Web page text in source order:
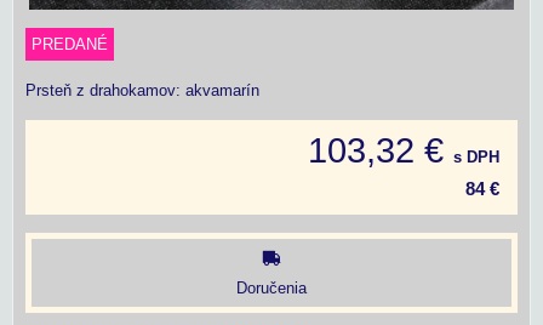
PREDANÉ
Prsteň z drahokamov: akvamarín
103,32 € s DPH
84 €
Doručenia